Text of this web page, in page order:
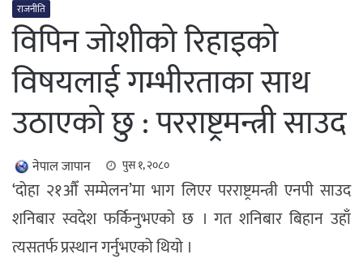
राजनीति
विपिन जोशीको रिहाइको
विषयलाई गम्भीरताका साथ
उठाएको छु : परराष्ट्रमन्त्री साउद
नेपाल जापान पुस १, २०८०
‘दोहा २१औँ सम्मेलन’मा भाग लिएर परराष्ट्रमन्त्री एनपी साउद
शनिबार स्वदेश फर्किनुभएको छ । गत शनिबार बिहान उहाँ
त्यसतर्फ प्रस्थान गर्नुभएको थियो ।